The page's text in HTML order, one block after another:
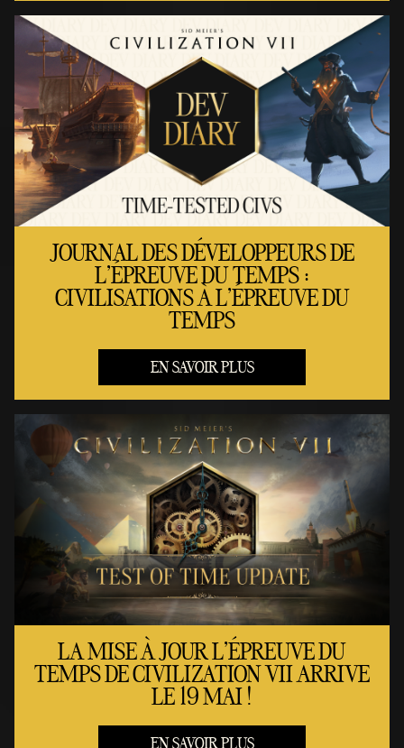
JOURNAL DES DÉVELOPPEURS DE
L'ÉPREUVE DU TEMPS :
CIVILISATIONS À L'ÉPREUVE DU
TEMPS
EN SAVOIR PLUS
LA MISE À JOUR L’ÉPREUVE DU
TEMPS DE CIVILIZATION VII ARRIVE
LE 19 MAI !
EN SAVOIR PLUS